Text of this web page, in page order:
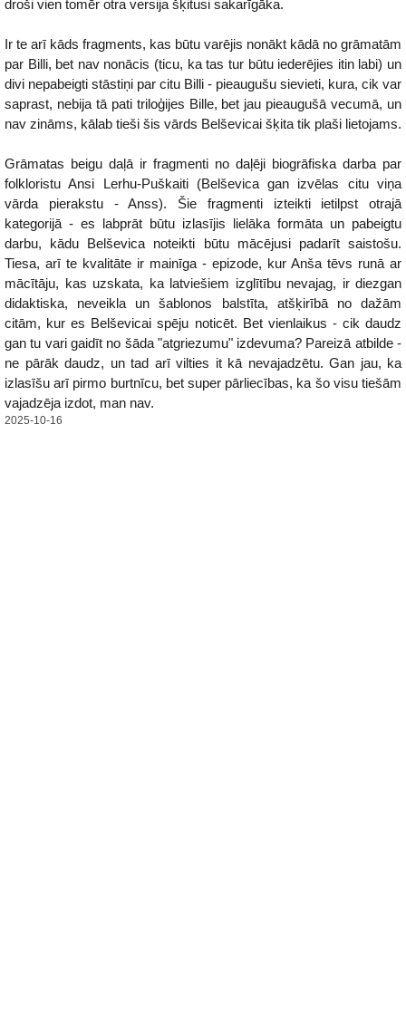
droši vien tomēr otra versija šķitusi sakarīgāka.
Ir te arī kāds fragments, kas būtu varējis nonākt kādā no grāmatām
par Billi, bet nav nonācis (ticu, ka tas tur būtu iederējies itin labi) un
divi nepabeigti stāstiņi par citu Billi - pieaugušu sievieti, kura, cik var
saprast, nebija tā pati triloģijes Bille, bet jau pieaugušā vecumā, un
nav zināms, kālab tieši šis vārds Belševicai šķita tik plaši lietojams.
Grāmatas beigu daļā ir fragmenti no daļēji biogrāfiska darba par
folkloristu Ansi Lerhu-Puškaiti (Belševica gan izvēlas citu viņa
vārda pierakstu - Anss). Šie fragmenti izteikti ietilpst otrajā
kategorijā - es labprāt būtu izlasījis lielāka formāta un pabeigtu
darbu, kādu Belševica noteikti būtu mācējusi padarīt saistošu.
Tiesa, arī te kvalitāte ir mainīga - epizode, kur Anša tēvs runā ar
mācītāju, kas uzskata, ka latviešiem izglītību nevajag, ir diezgan
didaktiska, neveikla un šablonos balstīta, atšķirībā no dažām
citām, kur es Belševicai spēju noticēt. Bet vienlaikus - cik daudz
gan tu vari gaidīt no šāda "atgriezumu" izdevuma? Pareizā atbilde -
ne pārāk daudz, un tad arī vilties it kā nevajadzētu. Gan jau, ka
izlasīšu arī pirmo burtnīcu, bet super pārliecības, ka šo visu tiešām
vajadzēja izdot, man nav.
2025-10-16